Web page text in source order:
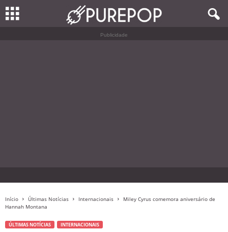
Publicidade
Início Últimas Notícias Internacionais
Miley Cyrus comemora aniversário de
Hannah Montana
ÚLTIMAS NOTÍCIAS INTERNACIONAIS